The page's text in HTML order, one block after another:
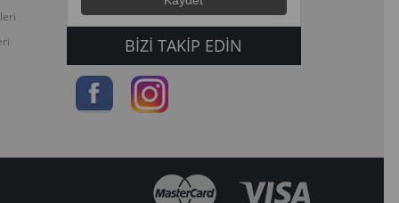
BIZI TAKIP EDIN